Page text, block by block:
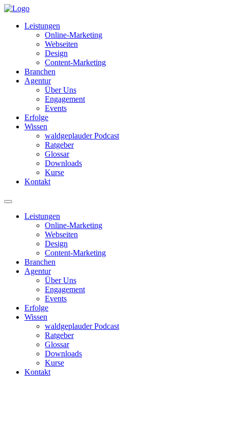
Leistungen
Online-Marketing
Webseiten
Design
Content-Marketing
Branchen
Agentur
Über Uns
Engagement
Events
Erfolge
Wissen
waldgeplauder Podcast
Ratgeber
Glossar
Downloads
Kurse
Kontakt
Leistungen
Online-Marketing
Webseiten
Design
Content-Marketing
Branchen
Agentur
Über Uns
Engagement
Events
Erfolge
Wissen
waldgeplauder Podcast
Ratgeber
Glossar
Downloads
Kurse
Kontakt